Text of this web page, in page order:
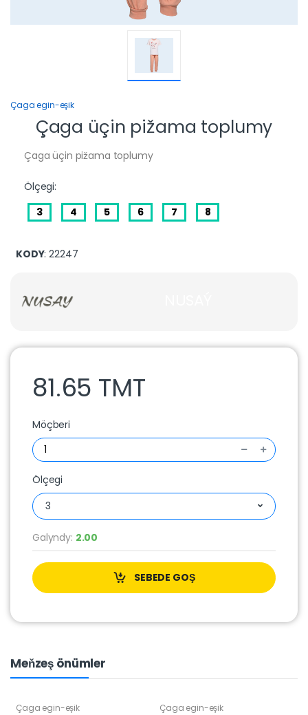
Çaga egin-eşik
Çaga üçin pižama toplumy
Çaga üçin pižama toplumy
Ölçegi:
3
4 5 6 7 8
KODY: 22247
81.65 TMT
Möçberi
Ölçegi
3
Galyndy: 2.00
SEBEDE GOŞ
Meňzeş önümler
Çaga egin-eşik
Çaga egin-eşik